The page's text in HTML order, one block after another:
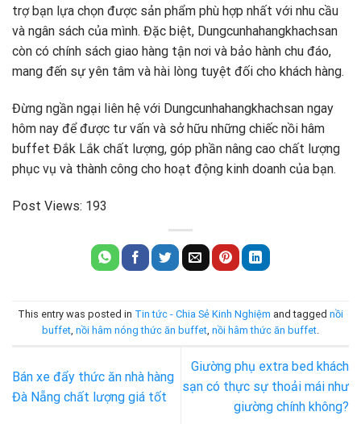
trợ bạn lựa chọn được sản phẩm phù hợp nhất với nhu cầu
và ngân sách của mình. Đặc biệt, Dungcunhahangkhachsan
còn có chính sách giao hàng tận nơi và bảo hành chu đáo,
mang đến sự yên tâm và hài lòng tuyệt đối cho khách hàng.
Đừng ngần ngại liên hệ với Dungcunhahangkhachsan ngay
hôm nay để được tư vấn và sở hữu những chiếc nồi hâm
buffet Đắk Lắk chất lượng, góp phần nâng cao chất lượng
phục vụ và thành công cho hoạt động kinh doanh của bạn.
Post Views: 193
This entry was posted in Tin tức - Chia Sẻ Kinh Nghiệm and tagged nồi
buffet, nồi hâm nóng thức ăn buffet, nồi hâm thức ăn buffet.
Bán xe đẩy thức ăn nhà hàng
Đà Nẵng chất lượng giá tốt
Giường phụ extra bed khách
sạn có thực sự thoải mái như
giường chính không?